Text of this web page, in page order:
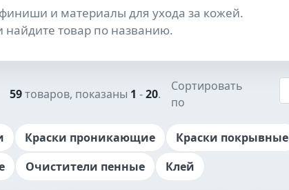
и материалы для ухода за кожей.
найдите товар по названию.
59товаров, показаны 1 -20.
Сортировать
по
Краски проникающие Краски покрывные
Очистители пенные Клей